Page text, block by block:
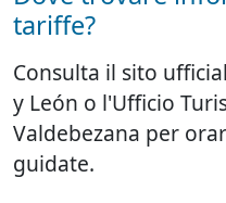
tariffe?
Consulta il sito
y León o l'Ufficio
Valdebezana per
guidate.